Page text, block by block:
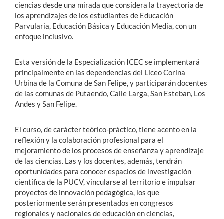
ciencias desde una mirada que considera la trayectoria de
los aprendizajes de los estudiantes de Educación
Parvularia, Educación Básica y Educación Media, con un
enfoque inclusivo.
Esta versión de la Especialización ICEC se implementará
principalmente en las dependencias del Liceo Corina
Urbina de la Comuna de San Felipe, y participarán docentes
de las comunas de Putaendo, Calle Larga, San Esteban, Los
Andes y San Felipe.
El curso, de carácter teórico-práctico, tiene acento en la
reflexión y la colaboración profesional para el
mejoramiento de los procesos de enseñanza y aprendizaje
de las ciencias. Las y los docentes, además, tendrán
oportunidades para conocer espacios de investigación
científica de la PUCV, vincularse al territorio e impulsar
proyectos de innovación pedagógica, los que
posteriormente serán presentados en congresos
regionales y nacionales de educación en ciencias,